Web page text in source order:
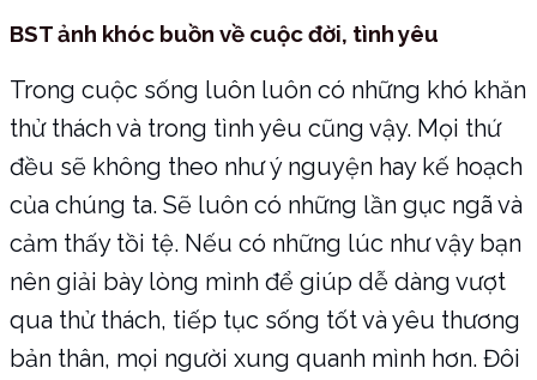
BST ảnh khóc buồn về cuộc đời, tình yêu
Trong cuộc sống luôn luôn có những khó khăn
thử thách và trong tình yêu cũng vậy. Mọi thứ
đều sẽ không theo như ý nguyện hay kế hoạch
của chúng ta. Sẽ luôn có những lần gục ngã và
cảm thấy tồi tệ. Nếu có những lúc như vậy bạn
nên giải bày lòng mình để giúp dễ dàng vượt
qua thử thách, tiếp tục sống tốt và yêu thương
bản thân, mọi người xung quanh mình hơn. Đôi